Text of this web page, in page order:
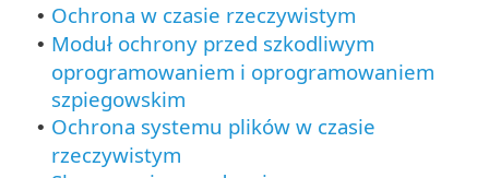
• Ochrona w czasie rzeczywistym
• Moduł ochrony przed szkodliwym
oprogramowaniem i oprogramowaniem
szpiegowskim
• Ochrona systemu plików w czasie
rzeczywistym